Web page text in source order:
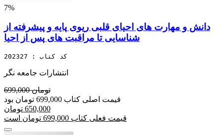
7%
دانش و مهارت های احیای قلبی ریوی پایه و پیشرفته از
شناسایی تا مراقبت های پس از احیا
کد کتاب : 202327
انتشارات جامعه نگر
699,000 تومان
قیمت اصلی کتاب 699,000 تومان بود
650,000 تومان
قیمت فعلی کتاب 699,000 تومان است